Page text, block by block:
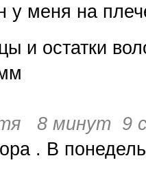
у меня на
и остатки
8 минут 9
. В